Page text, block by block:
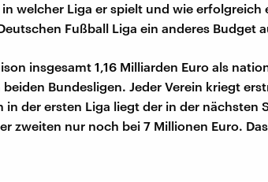
welcher Liga er spielt und wie erfolgreich
Fußball Liga ein anderes Budget
insgesamt 1,16 Milliarden Euro als
Bundesligen. Jeder Verein kriegt
der ersten Liga liegt der in der nächsten
zweiten nur noch bei 7 Millionen Euro.